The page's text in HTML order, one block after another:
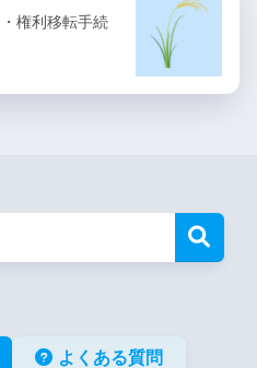
権利移転手続
よくある質問